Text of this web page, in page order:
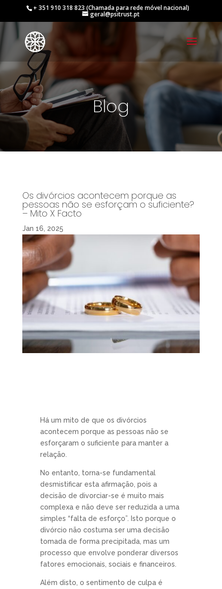
+ 351 910 318 823 (Chamada para rede móvel nacional)
geral@psitrust.pt
Blog
Os divórcios acontecem porque as
pessoas não se esforçam o suficiente?
– Mito X Facto
Jan 16, 2025
Há um mito de que os divórcios
acontecem porque as pessoas não se
esforçaram o suficiente para manter a
relação.
No entanto, torna-se fundamental
desmistificar esta afirmação, pois a
decisão de divorciar-se é muito mais
complexa e não deve ser reduzida a uma
simples “falta de esforço”. Isto porque o
divórcio não costuma ser uma decisão
tomada de forma precipitada, mas um
processo que envolve ponderar diversos
fatores emocionais, sociais e financeiros.
Além disto, o sentimento de culpa é